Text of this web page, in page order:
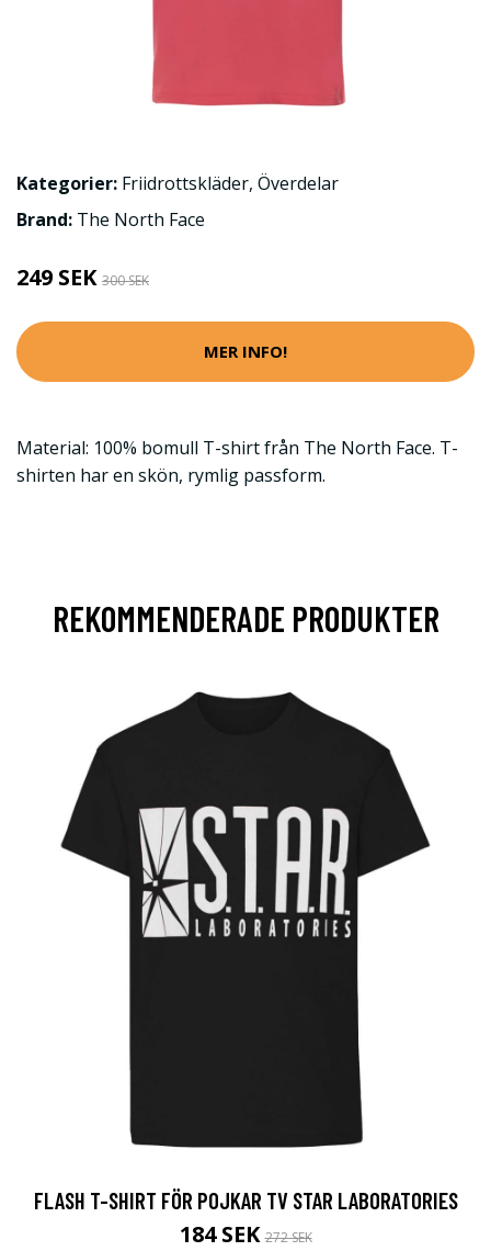
Kategorier: Friidrottskläder, Överdelar
Brand: The North Face
249 SEK 300 SEK
MER INFO!
Material: 100% bomull T-shirt från The North Face. T-
shirten har en skön, rymlig passform.
REKOMMENDERADE PRODUKTER
FLASH T-SHIRT FÖR POJKAR TV STAR LABORATORIES
184 SEK272 SEK